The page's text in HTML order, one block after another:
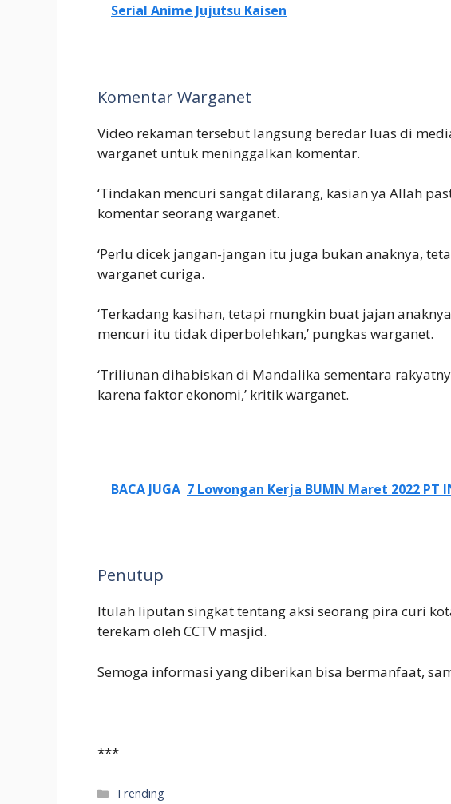
Serial Anime Jujutsu Kaisen
Komentar Warganet
Video rekaman tersebut langsung beredar luas di
warganet untuk meninggalkan komentar.
‘Tindakan mencuri sangat dilarang, kasian ya Allah
komentar seorang warganet.
‘Perlu dicek jangan-jangan itu juga bukan anaknya,
warganet curiga.
‘Terkadang kasihan, tetapi mungkin buat jajan
mencuri itu tidak diperbolehkan,’ pungkas warganet.
‘Triliunan dihabiskan di Mandalika sementara
karena faktor ekonomi,’ kritik warganet.
BACA JUGA 7 Lowongan Kerja BUMN Maret 2022 PT
Penutup
Itulah liputan singkat tentang aksi seorang pira curi
terekam oleh CCTV masjid.
Semoga informasi yang diberikan bisa bermanfaat,
***
Categories
Trending